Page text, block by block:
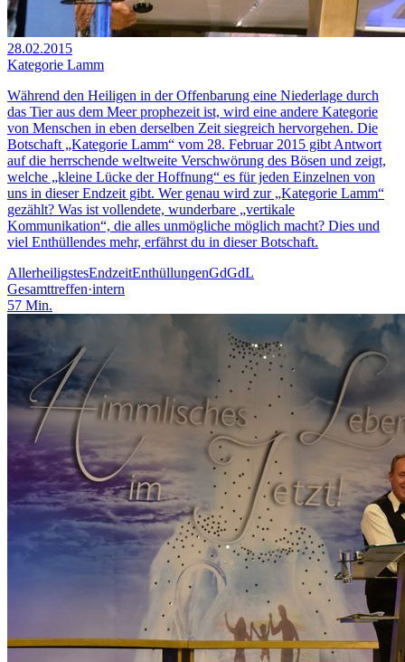
28.02.2015
Kategorie Lamm
Während den Heiligen in der Offenbarung eine Niederlage durch
das Tier aus dem Meer prophezeit ist, wird eine andere Kategorie
von Menschen in eben derselben Zeit siegreich hervorgehen. Die
Botschaft „Kategorie Lamm“ vom 28. Februar 2015 gibt Antwort
auf die herrschende weltweite Verschwörung des Bösen und zeigt,
welche „kleine Lücke der Hoffnung“ es für jeden Einzelnen von
uns in dieser Endzeit gibt. Wer genau wird zur „Kategorie Lamm“
gezählt? Was ist vollendete, wunderbare „vertikale
Kommunikation“, die alles unmögliche möglich macht? Dies und
viel Enthüllendes mehr, erfährst du in dieser Botschaft.
AllerheiligstesEndzeitEnthüllungenGdGdL
Gesamttreffen·intern
57 Min.